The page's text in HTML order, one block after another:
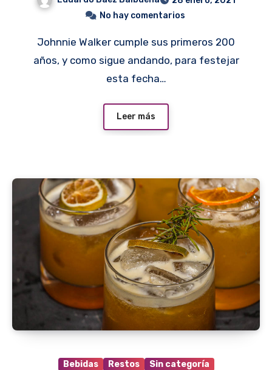
No hay comentarios
Johnnie Walker cumple sus primeros 200
años, y como sigue andando, para festejar
esta fecha…
Leer más
Bebidas Restos Sin categoría